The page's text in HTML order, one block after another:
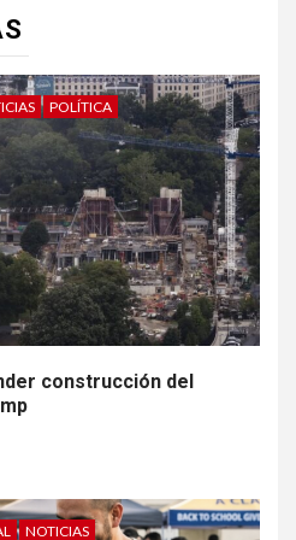
POLÍTICA
construcción del
NOTICIAS